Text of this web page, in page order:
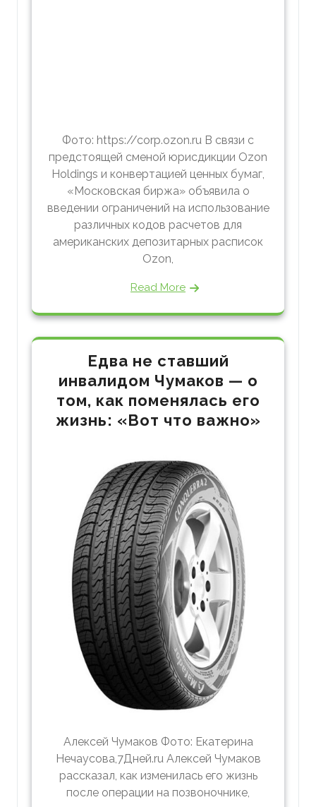
Фото: https://corp.ozon.ru В связи с
предстоящей сменой юрисдикции Ozon
Holdings и конвертацией ценных бумаг,
«Московская биржа» объявила о
введении ограничений на использование
различных кодов расчетов для
американских депозитарных расписок
Ozon,
Read More
Едва не ставший
инвалидом Чумаков — о
том, как поменялась его
жизнь: «Вот что важно»
Алексей Чумаков Фото: Екатерина
Нечаусова,7Дней.ru Алексей Чумаков
рассказал, как изменилась его жизнь
после операции на позвоночнике,